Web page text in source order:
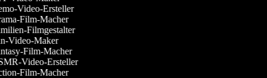
Video-Ersteller
Film-Macher
Filmgestalter
Video-Maker
Film-Macher
Video-Ersteller
Film-Macher